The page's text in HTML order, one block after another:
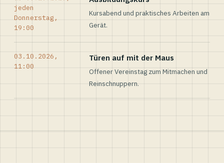
jeden
Donnerstag,
19:00
Kursabend und praktisches Arbeiten am
Gerät.
03.10.2026,
11:00
Türen auf mit der Maus
Offener Vereinstag zum Mitmachen und
Reinschnuppern.